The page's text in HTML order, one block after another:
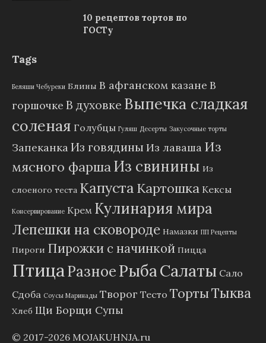
10 рецептов тортов по
ГОСТу
Tags
Беляши Чебуреки Блины В афганском казане В
горшочке В духовке Выпечка сладкая
соленая Голубцы Гуляш Десерты Закусочные торты
ЗапеканкаИз говядины Из лаваша Из
мясного фаршаИз свинины Из
слоеного теста Капуста Картошка Кексы
Консервирование Крем Кулинария мира
Лепешки на сковороде Намазки ПП Рецепты
Пироги Пирожки с начинкой Пицца
ПтицаРазноеРыба Салаты Сало
Сдоба Соусы Маринады Творог Тесто ТортыТыква
Хлеб Щи Борщи Супы
© 2017-2026 MOJAKUHNJA.ru